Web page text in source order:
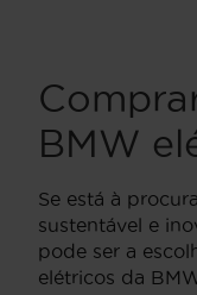
BMW
Se está à
sustentável e
pode ser a
elétricos da